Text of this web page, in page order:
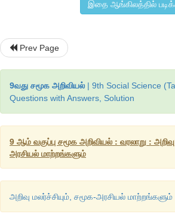
சமூகப் படிநிலைகள்தான்
இதை ஆங்கிலத்தில்
Prev Page
9வது சமூக அறிவியல் | 9th Social Science
Questions with Answers, Solution
9 ஆம் வகுப்பு சமூக அறிவியல் : வரலாறு :
அரசியல் மாற்றங்களும்
அறிவு மலர்ச்சியும், சமூக-அரசியல்